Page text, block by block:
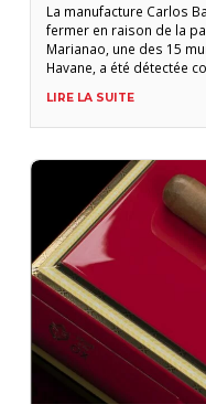
La manufacture Carlos
fermer en raison de la
Marianao, une des 15
Havane, a été détectée
(Minsap) n’a pas donné
LIRE LA SUITE